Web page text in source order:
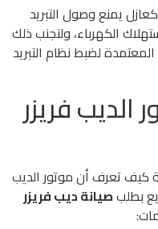
كعازل يمنع وصول التبريد
الكهرباء، ولتجنب ذلك
لضبط نظام التبريد
فريزر
كيف تعرف أن موتور الديب
بطلبصيانة ديب فريزر